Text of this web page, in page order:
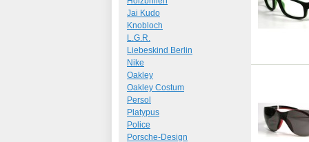
Jai Kudo
Knobloch
L.G.R.
Liebeskind Berlin
Nike
Oakley
Oakley Costum
Persol
Platypus
Police
Porsche-Design